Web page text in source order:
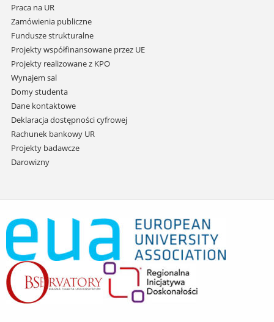
Praca na UR
Zamówienia publiczne
Fundusze strukturalne
Projekty współfinansowane przez UE
Projekty realizowane z KPO
Wynajem sal
Domy studenta
Dane kontaktowe
Deklaracja dostępności cyfrowej
Rachunek bankowy UR
Projekty badawcze
Darowizny